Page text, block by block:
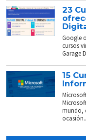
23
Google
cursos
Garage
15
mundo,